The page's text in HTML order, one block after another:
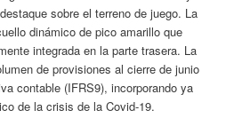
sobre el terreno de juego. La
dinámico de pico amarillo que
integrada en la parte trasera. La
de provisiones al cierre de junio
contable (IFRS9), incorporando ya
de la crisis de la Covid-19.